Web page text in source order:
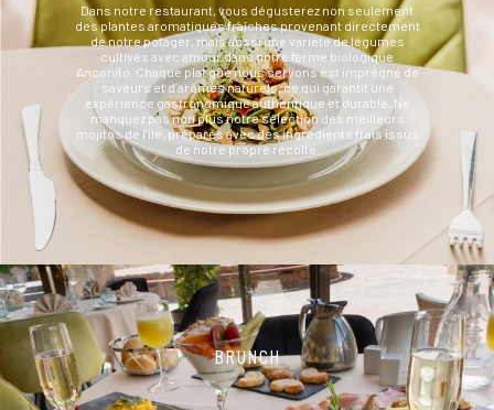
Dans notre restaurant, vous dégusterez non seulement
des plantes aromatiques fraîches provenant directement
de notre potager, mais aussi une variété de légumes
cultivés avec amour dans notre ferme biologique
Anconito. Chaque plat que nous servons est imprégné de
saveurs et d’arômes naturels, ce qui garantit une
expérience gastronomique authentique et durable. Ne
manquez pas non plus notre sélection des meilleurs
mojitos de l’île, préparés avec des ingrédients frais issus
de notre propre récolte.
BRUNCH